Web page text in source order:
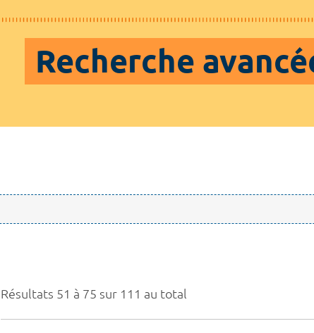
Recherche
Résultats 51 à 75 sur 111 au total